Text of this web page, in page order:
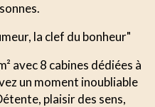
la clef du bonheur"
avec 8 cabines dédiées à
un moment inoubliable
plaisir des sens,